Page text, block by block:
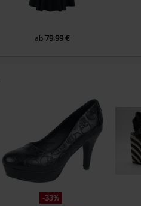
ab79,99 €
-33%